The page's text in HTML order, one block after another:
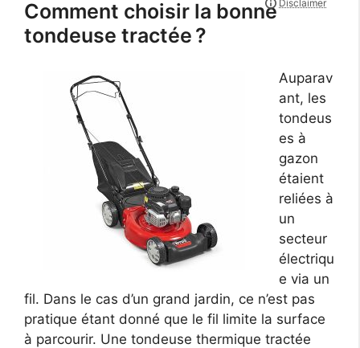
Comment choisir la bonne
tondeuse tractée ?
Auparav
ant, les
tondeus
es à
gazon
étaient
reliées à
un
secteur
électriqu
e via un
fil. Dans le cas d’un grand jardin, ce n’est pas
pratique étant donné que le fil limite la surface
à parcourir. Une tondeuse thermique tractée